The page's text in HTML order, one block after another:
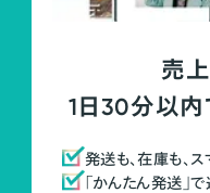
売
1日30分以
発送も、在庫も、ス
「かんたん発送」